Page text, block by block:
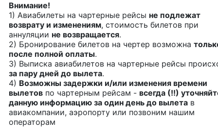
Внимание!
1) Авиабилеты на чартерные рейсы не подлежат
возврату и изменениям, стоимость билетов при
аннуляции не возвращается.
2) Бронирование билетов на чертер возможна
после полной оплаты.
3) Выписка авиабилетов на чартерные рейсы
за пару дней до вылета.
4) Возможны задержки и/или изменения времени
вылетов по чартерным рейсам - всегда (!!)
данную информацию за один день до вылета в
авиакомпании, аэропорту или позвоним нашим
операторам